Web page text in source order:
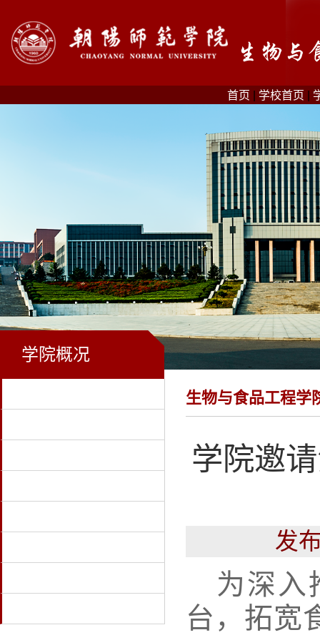
首页 学校首页
学院概况
生物与食品工程学
学院邀
发
为深入
台，拓宽